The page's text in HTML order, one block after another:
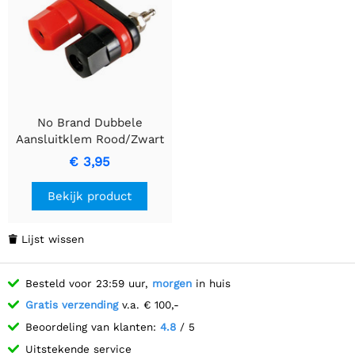
No Brand Dubbele
Aansluitklem Rood/Zwart
met Dubbele Terminals
€ 3,95
Bekijk product
 Lijst wissen
Besteld voor 23:59 uur, morgen in huis
Gratis verzendingv.a. € 100,-
Beoordeling van klanten: 4.8 / 5
Uitstekende service